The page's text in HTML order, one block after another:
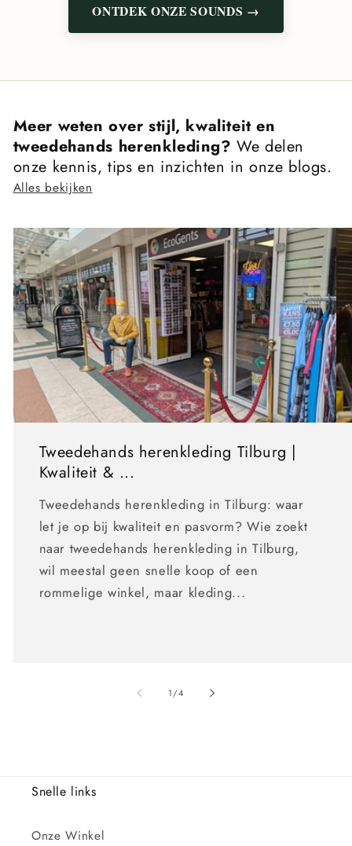
ONTDEK ONZE SOUNDS →
Meer weten over stijl, kwaliteit en
tweedehands herenkleding?We delen
onze kennis, tips en inzichten in onze blogs.
Alles bekijken
Tweedehands herenkleding Tilburg |
Kwaliteit & ...
Tweedehands herenkleding in Tilburg: waar
let je op bij kwaliteit en pasvorm? Wie zoekt
naar tweedehands herenkleding in Tilburg,
wil meestal geen snelle koop of een
rommelige winkel, maar kleding...
1/van
4
Snelle links
Onze Winkel